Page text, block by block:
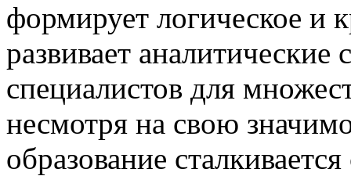
формирует логическое и
развивает аналитические
специалистов для
несмотря на свою
образование